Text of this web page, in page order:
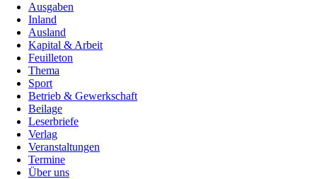
Ausgaben
Inland
Ausland
Kapital & Arbeit
Feuilleton
Thema
Sport
Betrieb & Gewerkschaft
Beilage
Leserbriefe
Verlag
Veranstaltungen
Termine
Über uns